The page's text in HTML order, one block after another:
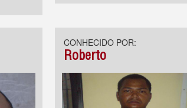
CONHECIDO POR:
Roberto